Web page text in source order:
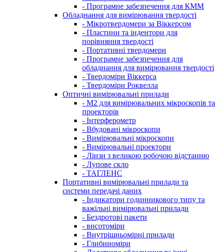
- Програмне забезпечення для КММ
Обладнання для вимірювання твердості
- Мікротвердомери за Віккерсом
- Пластини та індентори для
порівняння твердості
- Портативні твердомери
- Програмне забезпечення для
обладнання для вимірювання твердості
- Твердоміри Віккерса
- Твердоміри Роквелла
Оптичні вимірювальні прилади
- M2 для вимірювальних мікроскопів та
проекторів
- Інтерферометр
- Вбудовані мікроскопи
- Вимірювальні мікроскопи
- Вимірювальні проектори
- Лінзи з великою робочою відстанню
- Лупове скло
- ТАГЛЕНС
Портативні вимірювальні прилади та
системи передачі даних
- Індикатори годинникового типу та
важільні вимірювальні прилади
- Бездротові пакети
- висотоміри
- Внутрішньомірні прилади
- Глибиноміри